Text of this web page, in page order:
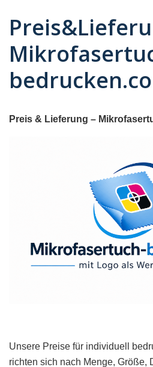
Preis & Lieferung –
Unsere Preise für individuell
richten sich nach Menge, Größe,